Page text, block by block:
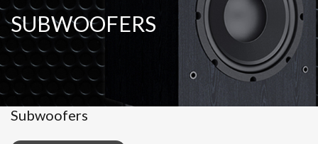
SUBWOOFERS
Subwoofers